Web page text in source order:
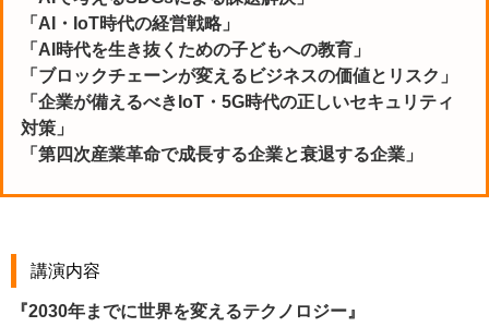
「AI・IoT時代の経営戦略」
「AI時代を生き抜くための子どもへの教育」
「ブロックチェーンが変えるビジネスの価値とリスク」
「企業が備えるべきIoT・5G時代の正しいセキュリティ
対策」
「第四次産業革命で成長する企業と衰退する企業」
講演内容
『2030年までに世界を変えるテクノロジー』